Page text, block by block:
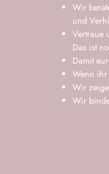
Wir
und
Vertraue
Das ist
Damit
Wenn ihr
Wir
Wir